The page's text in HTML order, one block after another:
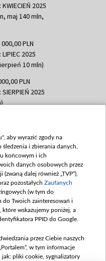
2025
maj 140 mln,
PLN
2025
10 mln)
PLN
2025
PLN
październik 350
PLN
2025
mln)
PLN
2026 (wpłata
180 mln, 8
aby wyrazić zgody na
i zbierania danych,
końcowym i ich
danych osobowych przez
dalej również „TVP”),
pozostałych Zaufanych
(w tym do
do Twoich zainteresowań i
które wskazujemy poniżej, a
PPID do Google.
przez Ciebie naszych
w tym informacje
pliki cookie, sygnalizatory